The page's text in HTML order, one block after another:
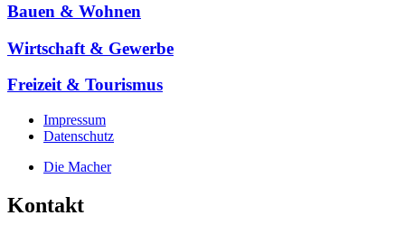
Bauen & Wohnen
Wirtschaft & Gewerbe
Freizeit & Tourismus
Impressum
Datenschutz
Die Macher
Kontakt